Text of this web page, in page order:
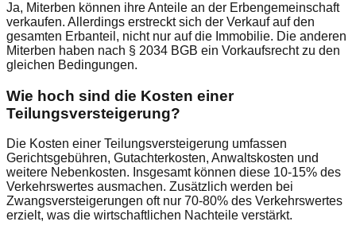
Ja, Miterben können ihre Anteile an der Erbengemeinschaft
verkaufen. Allerdings erstreckt sich der Verkauf auf den
gesamten Erbanteil, nicht nur auf die Immobilie. Die anderen
Miterben haben nach § 2034 BGB ein Vorkaufsrecht zu den
gleichen Bedingungen.
Wie hoch sind die Kosten einer
Teilungsversteigerung?
Die Kosten einer Teilungsversteigerung umfassen
Gerichtsgebühren, Gutachterkosten, Anwaltskosten und
weitere Nebenkosten. Insgesamt können diese 10-15% des
Verkehrswertes ausmachen. Zusätzlich werden bei
Zwangsversteigerungen oft nur 70-80% des Verkehrswertes
erzielt, was die wirtschaftlichen Nachteile verstärkt.